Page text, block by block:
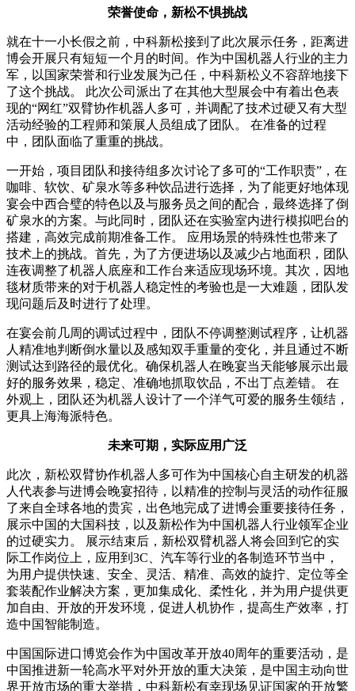
荣誉使命，新松不惧挑战
就在十一小长假之前，中科新松接到了此次展示任务，距离进
博会开展只有短短一个月的时间。作为中国机器人行业的主力
军，以国家荣誉和行业发展为己任，中科新松义不容辞地接下
了这个挑战。 此次公司派出了在其他大型展会中有着出色表
现的“网红”双臂协作机器人多可，并调配了技术过硬又有大型
活动经验的工程师和策展人员组成了团队。 在准备的过程
中，团队面临了重重的挑战。
一开始，项目团队和接待组多次讨论了多可的“工作职责”，在
咖啡、软饮、矿泉水等多种饮品进行选择，为了能更好地体现
宴会中西合璧的特色以及与服务员之间的配合，最终选择了倒
矿泉水的方案。与此同时，团队还在实验室内进行模拟吧台的
搭建，高效完成前期准备工作。 应用场景的特殊性也带来了
技术上的挑战。首先，为了方便进场以及减少占地面积，团队
连夜调整了机器人底座和工作台来适应现场环境。其次，因地
毯材质带来的对于机器人稳定性的考验也是一大难题，团队发
现问题后及时进行了处理。
在宴会前几周的调试过程中，团队不停调整测试程序，让机器
人精准地判断倒水量以及感知双手重量的变化，并且通过不断
测试达到路径的最优化。确保机器人在晚宴当天能够展示出最
好的服务效果，稳定、准确地抓取饮品，不出丁点差错。 在
外观上，团队还为机器人设计了一个洋气可爱的服务生领结，
更具上海海派特色。
未来可期，实际应用广泛
此次，新松双臂协作机器人多可作为中国核心自主研发的机器
人代表参与进博会晚宴招待，以精准的控制与灵活的动作征服
了来自全球各地的贵宾，出色地完成了进博会重要接待任务，
展示中国的大国科技，以及新松作为中国机器人行业领军企业
的过硬实力。 展示结束后，新松双臂机器人将会回到它的实
际工作岗位上，应用到3C、汽车等行业的各制造环节当中，
为用户提供快速、安全、灵活、精准、高效的旋拧、定位等全
套装配作业解决方案，更加集成化、柔性化，并为用户提供更
加自由、开放的开发环境，促进人机协作，提高生产效率，打
造中国智能制造。
中国国际进口博览会作为中国改革开放40周年的重要活动，是
中国推进新一轮高水平对外开放的重大决策，是中国主动向世
界开放市场的重大举措，中科新松有幸现场见证国家的开放繁